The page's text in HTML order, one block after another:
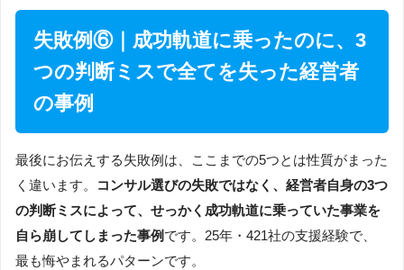
失敗例⑥｜成功軌道に乗ったのに、3
つの判断ミスで全てを失った経営者
の事例
最後にお伝えする失敗例は、ここまでの5つとは性質がまった
く違います。
コンサル選びの失敗ではなく、経営者自身の3つ
の判断ミスによって、せっかく成功軌道に乗っていた事業を
自ら崩してしまった事例です。25年・421社の支援経験で、
最も悔やまれるパターンです。